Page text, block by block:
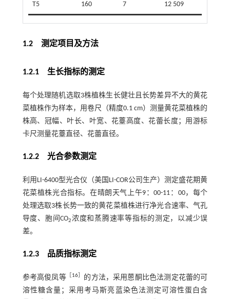
T5 160 7 12 509
1.2 测定项目及方法
1.2.1 生长指标的测定
每个处理随机选取3株植株生长健壮且长势差异不大的黄花
菜植株作为样本，用卷尺（精度0.1 cm）测量黄花菜植株的
株高、冠幅、叶长、叶宽、花薹高度、花蕾长度；用游标
卡尺测量花薹直径、花蕾直径。
1.2.2 光合参数测定
利用LI-6400型光合仪（美国LI-COR公司生产）测定盛花期黄
花菜植株光合指标。在晴朗天气上午9：00-11：00，每个
处理选取3株长势一致的黄花菜植株进行净光合速率、气孔
导度、胞间CO2浓度和蒸腾速率等指标的测定，以减少误
差。
1.2.3 品质指标测定
参考高俊凤等［ 16］
的方法，采用蒽酮比色法测定花蕾的可
溶性糖含量；采用考马斯亮蓝染色法测定可溶性蛋白含